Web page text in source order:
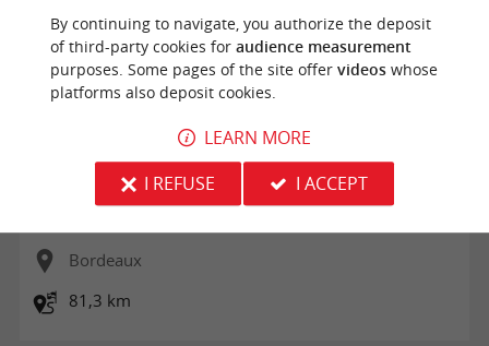
La Vélodyssée - De la Pointe de Grave à Lacanau Océan
Bordeaux
81,3 km
By continuing to navigate, you authorize the deposit
of third-party cookies for audience measurement
purposes. Some pages of the site offer videoswhose
platforms also deposit cookies.
LEARN MORE
I REFUSE
I ACCEPT